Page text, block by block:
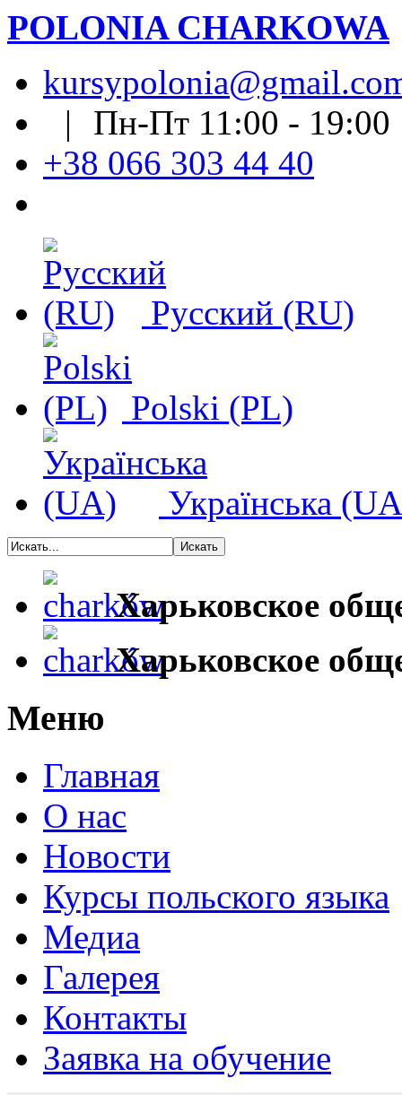
POLONIA CHARKOWA
| Пн-Пт 11:00 -
+38 066 303 44 40
Русский (RU)
Polski (PL)
Українська
Харьковское
Харьковское
Меню
Главная
О нас
Новости
Курсы польского языка
Медиа
Галерея
Контакты
Заявка на обучение